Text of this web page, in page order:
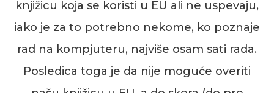
knjižicu koja se koristi u EU ali ne uspevaju,
iako je za to potrebno nekome, ko poznaje
rad na kompjuteru, najviše osam sati rada.
Posledica toga je da nije moguće overiti